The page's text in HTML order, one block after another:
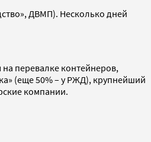
ДВМП). Несколько дней
перевалке контейнеров,
(еще 50% – у РЖД), крупнейший
компании.